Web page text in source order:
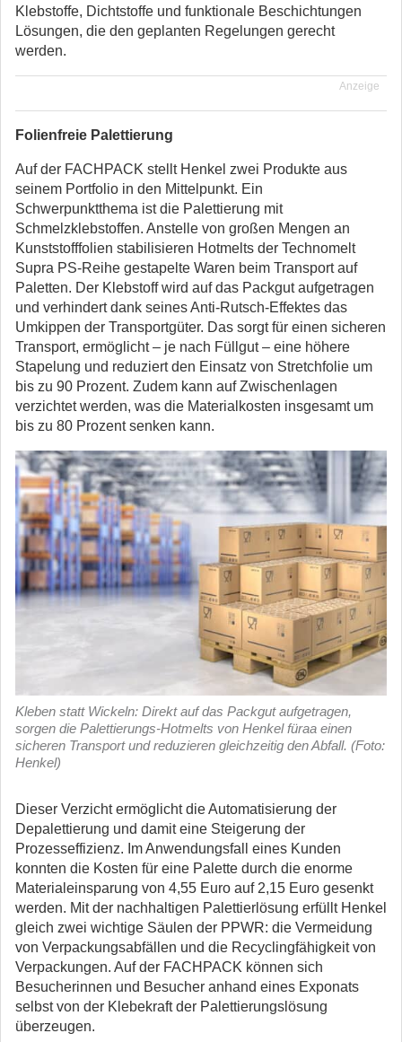
Klebstoffe, Dichtstoffe und funktionale Beschichtungen
Lösungen, die den geplanten Regelungen gerecht
werden.
Anzeige
Folienfreie Palettierung
Auf der FACHPACK stellt Henkel zwei Produkte aus
seinem Portfolio in den Mittelpunkt. Ein
Schwerpunktthema ist die Palettierung mit
Schmelzklebstoffen. Anstelle von großen Mengen an
Kunststofffolien stabilisieren Hotmelts der Technomelt
Supra PS-Reihe gestapelte Waren beim Transport auf
Paletten. Der Klebstoff wird auf das Packgut aufgetragen
und verhindert dank seines Anti-Rutsch-Effektes das
Umkippen der Transportgüter. Das sorgt für einen sicheren
Transport, ermöglicht – je nach Füllgut – eine höhere
Stapelung und reduziert den Einsatz von Stretchfolie um
bis zu 90 Prozent. Zudem kann auf Zwischenlagen
verzichtet werden, was die Materialkosten insgesamt um
bis zu 80 Prozent senken kann.
Kleben statt Wickeln: Direkt auf das Packgut aufgetragen,
sorgen die Palettierungs-Hotmelts von Henkel füraa einen
sicheren Transport und reduzieren gleichzeitig den Abfall. (Foto:
Henkel)
Dieser Verzicht ermöglicht die Automatisierung der
Depalettierung und damit eine Steigerung der
Prozesseffizienz. Im Anwendungsfall eines Kunden
konnten die Kosten für eine Palette durch die enorme
Materialeinsparung von 4,55 Euro auf 2,15 Euro gesenkt
werden. Mit der nachhaltigen Palettierlösung erfüllt Henkel
gleich zwei wichtige Säulen der PPWR: die Vermeidung
von Verpackungsabfällen und die Recyclingfähigkeit von
Verpackungen. Auf der FACHPACK können sich
Besucherinnen und Besucher anhand eines Exponats
selbst von der Klebekraft der Palettierungslösung
überzeugen.